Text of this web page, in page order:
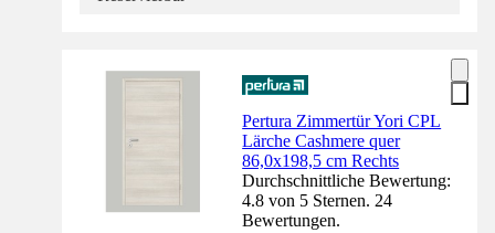
Pertura Zimmertür Yori CPL
Lärche Cashmere quer
86,0x198,5 cm Rechts
Durchschnittliche Bewertung:
4.8 von 5 Sternen. 24
Bewertungen.